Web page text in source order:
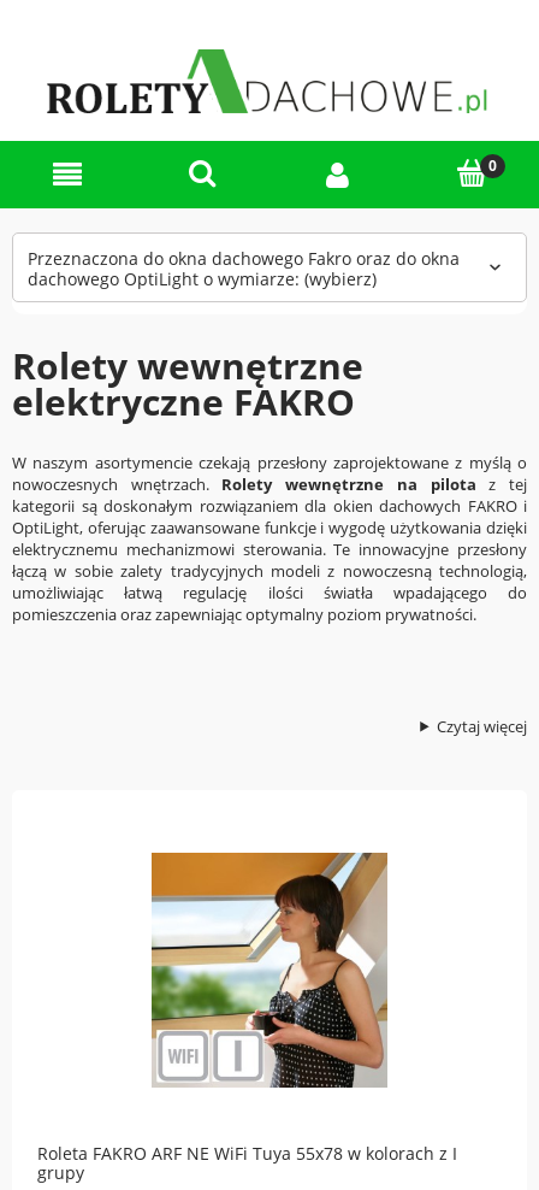
Przeznaczona do okna dachowego Fakro oraz do okna
dachowego OptiLight o wymiarze: (wybierz)
Rolety wewnętrzne
elektryczne FAKRO
W naszym asortymencie czekają przesłony zaprojektowane z myślą o
nowoczesnych wnętrzach. Rolety wewnętrzne na pilota z tej
kategorii są doskonałym rozwiązaniem dla okien dachowych FAKRO i
OptiLight, oferując zaawansowane funkcje i wygodę użytkowania dzięki
elektrycznemu mechanizmowi sterowania. Te innowacyjne przesłony
łączą w sobie zalety tradycyjnych modeli z nowoczesną technologią,
umożliwiając łatwą regulację ilości światła wpadającego do
pomieszczenia oraz zapewniając optymalny poziom prywatności.
Czytaj więcej
Roleta FAKRO ARF NE WiFi Tuya 55x78 w kolorach z I
grupy